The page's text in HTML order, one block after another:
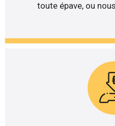
toute épave, ou